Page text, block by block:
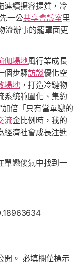
連續擴容提質，冷
一公共享會議室里
流辦事的籠罩面更
伽場地風行業成長
個步驟訪談優化空
場地 ，打造冷鏈物
系統範圍化、集約
倍「只有當單戀的
流金比例時，我的
經濟社會成長注進
單戀傻氣中找到一
開。 必填欄位標示